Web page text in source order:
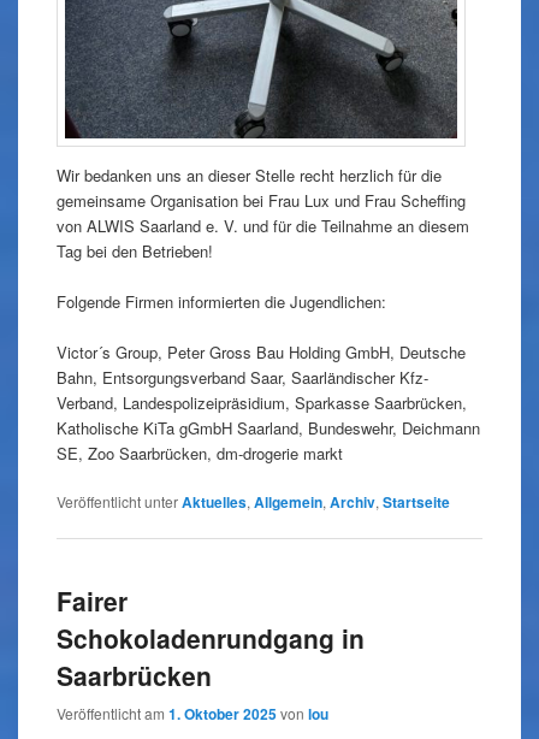
Wir bedanken uns an dieser Stelle recht herzlich für die
gemeinsame Organisation bei Frau Lux und Frau Scheffing
von ALWIS Saarland e. V. und für die Teilnahme an diesem
Tag bei den Betrieben!
Folgende Firmen informierten die Jugendlichen:
Victor´s Group, Peter Gross Bau Holding GmbH, Deutsche
Bahn, Entsorgungsverband Saar, Saarländischer Kfz-
Verband, Landespolizeipräsidium, Sparkasse Saarbrücken,
Katholische KiTa gGmbH Saarland, Bundeswehr, Deichmann
SE, Zoo Saarbrücken, dm-drogerie markt
Veröffentlicht unterAktuelles, Allgemein, Archiv, Startseite
Fairer
Schokoladenrundgang in
Saarbrücken
Veröffentlicht am 1. Oktober 2025von lou